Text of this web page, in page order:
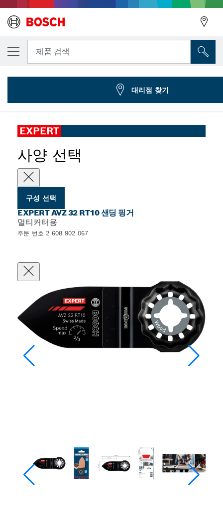
제품 검색
... EXPERT AVZ 32 RT10 샌딩 핑거
EXPERT
사양 선택
구성 선택
EXPERT AVZ 32 RT10 샌딩 핑거
멀티커터용
주문 번호 2 608 902 067
선택한 변형
EXPERT AVZ 32 RT10 샌딩 핑거, 32 x 53mm
2 608 902 067
대리점 찾기